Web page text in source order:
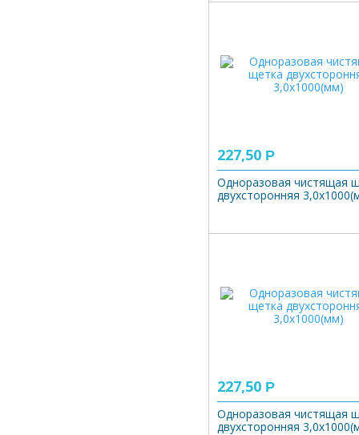
227,50 Р
Одноразовая чистящая
двухсторонняя
227,50 Р
Одноразовая чистящая
двухсторонняя